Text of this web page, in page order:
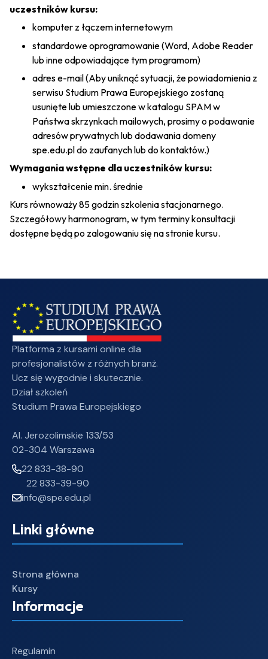
uczestników kursu:
komputer z łączem internetowym
standardowe oprogramowanie (Word, Adobe Reader
lub inne odpowiadające tym programom)
adres e-mail (Aby uniknąć sytuacji, że powiadomienia z
serwisu Studium Prawa Europejskiego zostaną
usunięte lub umieszczone w katalogu SPAM w
Państwa skrzynkach mailowych, prosimy o podawanie
adresów prywatnych lub dodawania domeny
spe.edu.pl do zaufanych lub do kontaktów.)
Wymagania wstępne dla uczestników kursu:
wykształcenie min. średnie
Kurs równoważy 85 godzin szkolenia stacjonarnego.
Szczegółowy harmonogram, w tym terminy konsultacji
dostępne będą po zalogowaniu się na stronie kursu.
Platforma z kursami online dla
profesjonalistów z różnych branż.
Ucz się wygodnie i skutecznie.
Dział szkoleń
Studium Prawa Europejskiego
Al. Jerozolimskie 133/53
02-304 Warszawa
22 833-38-90
22 833-39-90
info@spe.edu.pl
Linki główne
Strona główna
Kursy
Informacje
Regulamin